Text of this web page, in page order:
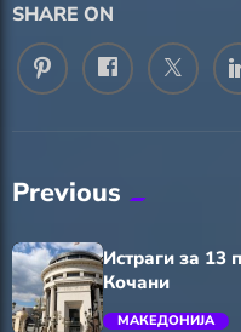
SHARE ON
Previous
Истраги за 13
Кочани
МАКЕДОНИЈА